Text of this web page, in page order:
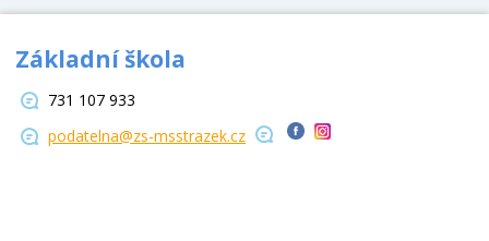
Základní škola
731 107 933
podatelna@zs-msstrazek.cz